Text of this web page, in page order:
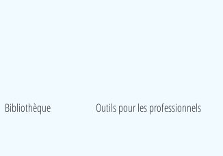
Bibliothèque Outils pour les professionnels